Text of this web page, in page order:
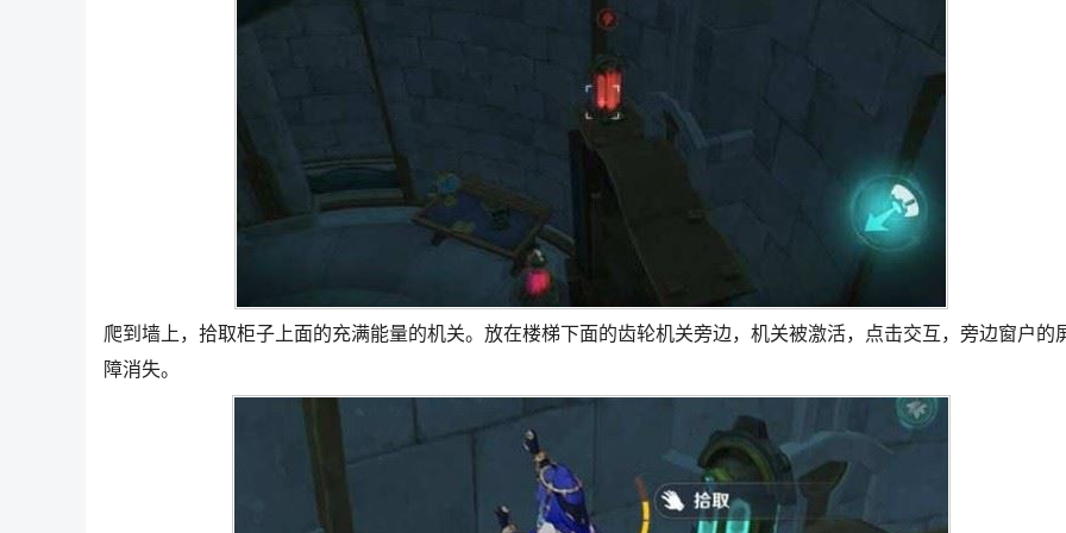
爬到墙上，拾取柜子上面的充满能量的机关。放在楼梯下面的齿轮机关旁边，机关被激活，点击交互，旁边窗户的
障消失。